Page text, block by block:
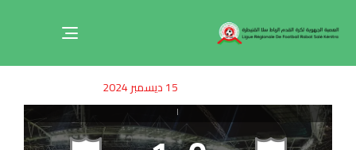
Toggle
IN:on:
15 ديسمبر 2024
|